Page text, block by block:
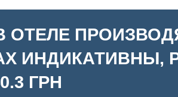
ОТЕЛЕ
ИНДИКАТИВНЫ,
ГРН